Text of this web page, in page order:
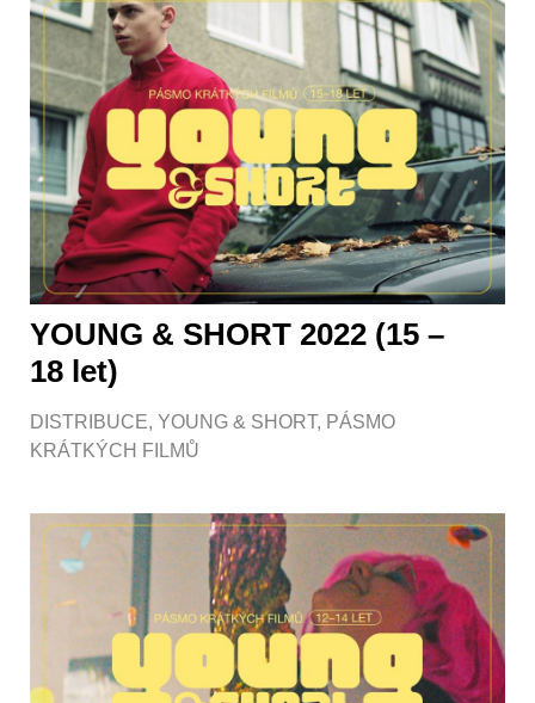
YOUNG & SHORT 2022 (15 –
18 let)
DISTRIBUCE, YOUNG & SHORT, PÁSMO
KRÁTKÝCH FILMŮ